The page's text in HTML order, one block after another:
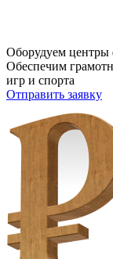
Оборудуем центры
Обеспечим
игр и спорта
Отправить заявку